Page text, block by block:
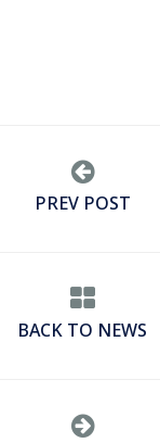
PREV POST
BACK TO NEWS